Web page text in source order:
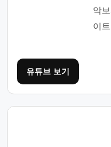
악
이
유튜브 보기